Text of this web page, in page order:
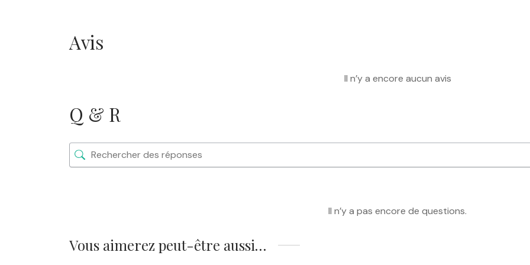
Avis
Il n’y a encore aucun avis
Q & R
Il n’y a pas encore de questions.
Vous aimerez peut-être aussi…